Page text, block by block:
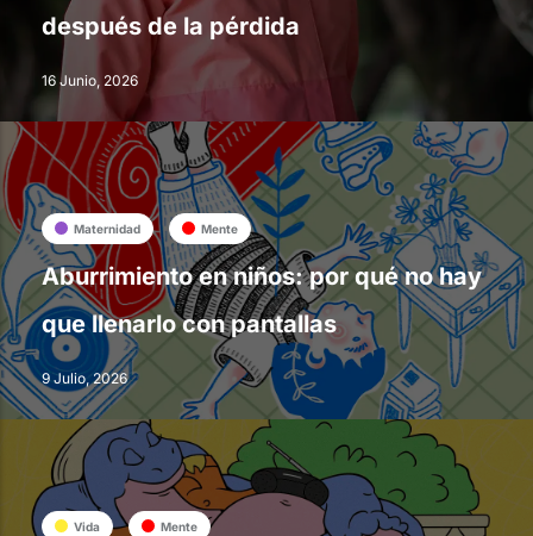
después de la pérdida
16 Junio, 2026
Maternidad Mente
Aburrimiento en niños: por qué no hay
que llenarlo con pantallas
9 Julio, 2026
Vida Mente